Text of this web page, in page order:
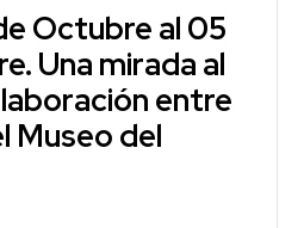
Octubre al 05
Una mirada al
entre
Museo del